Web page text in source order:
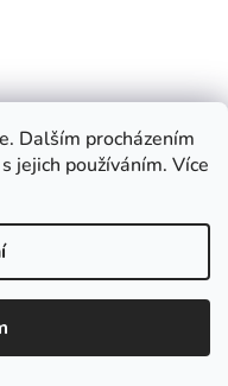
Dalším procházením
jejich používáním. Více